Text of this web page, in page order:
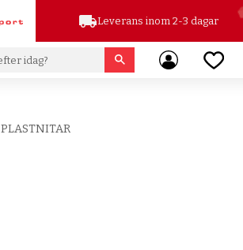
local_shippingLeverans inom 2-3 dagar
PLASTNITAR